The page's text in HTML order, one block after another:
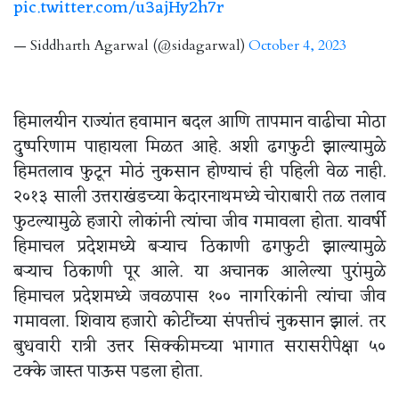
pic.twitter.com/u3ajHy2h7r
— Siddharth Agarwal (@sidagarwal) October 4, 2023
हिमालयीन राज्यांत हवामान बदल आणि तापमान वाढीचा मोठा
दुष्परिणाम पाहायला मिळत आहे. अशी ढगफुटी झाल्यामुळे
हिमतलाव फुटून मोठं नुकसान होण्याचं ही पहिली वेळ नाही.
२०१३ साली उत्तराखंडच्या केदारनाथमध्ये चोराबारी तळ तलाव
फुटल्यामुळे हजारो लोकांनी त्यांचा जीव गमावला होता. यावर्षी
हिमाचल प्रदेशमध्ये बऱ्याच ठिकाणी ढगफुटी झाल्यामुळे
बऱ्याच ठिकाणी पूर आले. या अचानक आलेल्या पुरांमुळे
हिमाचल प्रदेशमध्ये जवळपास १०० नागरिकांनी त्यांचा जीव
गमावला. शिवाय हजारो कोटींच्या संपत्तीचं नुकसान झालं. तर
बुधवारी रात्री उत्तर सिक्कीमच्या भागात सरासरीपेक्षा ५०
टक्के जास्त पाऊस पडला होता.